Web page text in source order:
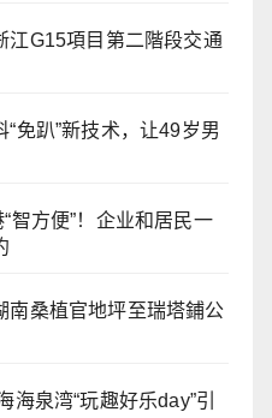
江G15項目第二階段交通
免趴”新技术，让49岁男
智方便”！企业和居民一
南桑植官地坪至瑞塔鋪公
泉湾“玩趣好乐day”引